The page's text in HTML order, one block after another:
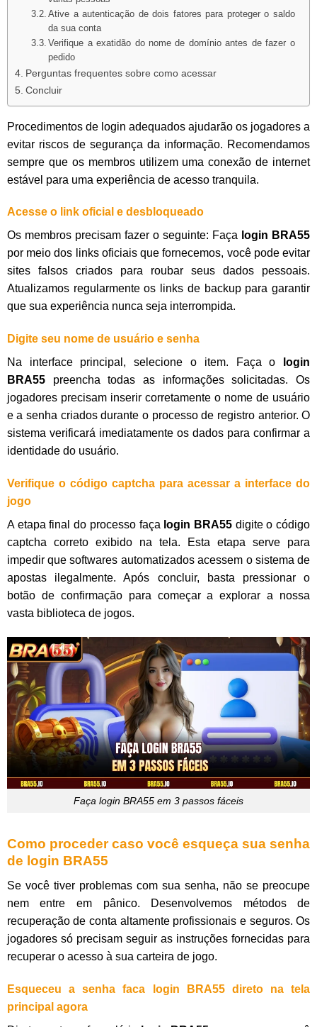
Ative a autenticação de dois fatores para proteger o saldo
da sua conta
Verifique a exatidão do nome de domínio antes de fazer o
pedido
Perguntas frequentes sobre como acessar
Concluir
Procedimentos de login adequados ajudarão os jogadores a
evitar riscos de segurança da informação. Recomendamos
sempre que os membros utilizem uma conexão de internet
estável para uma experiência de acesso tranquila.
Acesse o link oficial e desbloqueado
Os membros precisam fazer o seguinte: Faça login BRA55
por meio dos links oficiais que fornecemos, você pode evitar
sites falsos criados para roubar seus dados pessoais.
Atualizamos regularmente os links de backup para garantir
que sua experiência nunca seja interrompida.
Digite seu nome de usuário e senha
Na interface principal, selecione o item. Faça o
login
BRA55 preencha todas as informações solicitadas. Os
jogadores precisam inserir corretamente o nome de usuário
e a senha criados durante o processo de registro anterior. O
sistema verificará imediatamente os dados para confirmar a
identidade do usuário.
Verifique o código captcha para acessar a interface do
jogo
A etapa final do processo faça login BRA55 digite o código
captcha correto exibido na tela. Esta etapa serve para
impedir que softwares automatizados acessem o sistema de
apostas ilegalmente. Após concluir, basta pressionar o
botão de confirmação para começar a explorar a nossa
vasta biblioteca de jogos.
Faça login BRA55 em 3 passos fáceis
Como proceder caso você esqueça sua senha
de login BRA55
Se você tiver problemas com sua senha, não se preocupe
nem entre em pânico. Desenvolvemos métodos de
recuperação de conta altamente profissionais e seguros. Os
jogadores só precisam seguir as instruções fornecidas para
recuperar o acesso à sua carteira de jogo.
Esqueceu a senha faca login BRA55 direto na tela
principal agora